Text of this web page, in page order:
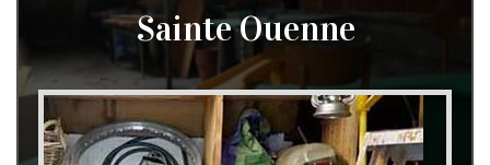
Sainte Ouenne